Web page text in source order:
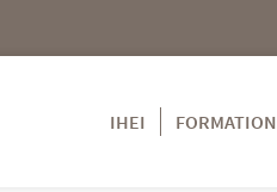
IHEI
FORMATION